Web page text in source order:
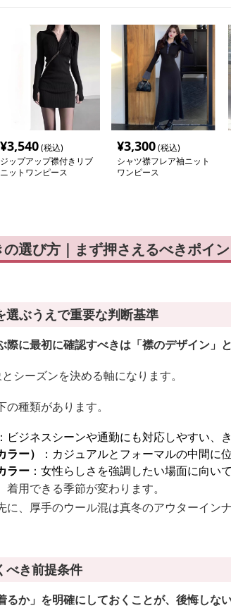
¥3,540(税込)
ジップアップ襟付きリブ
ニットワンピース
¥3,300(税込)
シャツ襟フレア袖ニット
ワンピース
選び方｜まず押さえるべきポイン
選ぶうえで重要な判断基準
に最初に確認すべきは「襟のデザイン」
シーズンを決める軸になります。
種類があります。
：ビジネスシーンや通勤にも対応しやすい、
ー）
：カジュアルとフォーマルの中間に
ラー ：女性らしさを強調したい場面に向い
用できる季節が変わります。
、厚手のウール混は真冬のアウターイン
べき前提条件
か」を明確にしておくことが、後悔しな